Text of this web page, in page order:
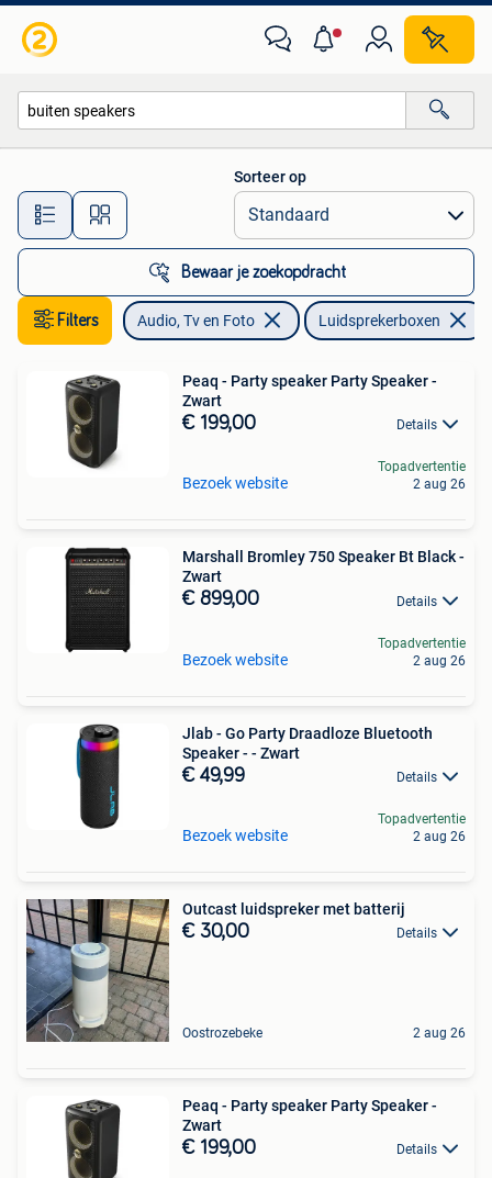
Alle afstanden…
Sorteer op
Bewaar je zoekopdracht
Filters Audio, Tv en Foto Luidsprekerboxen
Peaq - Party speaker Party Speaker -
Zwart
€ 199,00 Details
Bezoek website
Topadvertentie
2 aug 26
Marshall Bromley 750 Speaker Bt Black -
Zwart
€ 899,00 Details
Bezoek website
Topadvertentie
2 aug 26
Jlab - Go Party Draadloze Bluetooth
Speaker - - Zwart
€ 49,99 Details
Bezoek website
Topadvertentie
2 aug 26
Outcast luidspreker met batterij
€ 30,00 Details
Oostrozebeke 2 aug 26
Peaq - Party speaker Party Speaker -
Zwart
€ 199,00 Details